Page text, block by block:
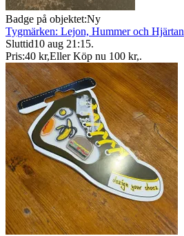
Badge på objektet:Ny
Tygmärken: Lejon, Hummer och Hjärtan
Sluttid10 aug 21:15.
Pris:40 kr,Eller Köp nu 100 kr,.